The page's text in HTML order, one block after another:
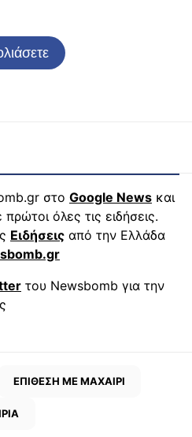
στο Google News και
όλες τις ειδήσεις.
Ειδήσεις από την Ελλάδα
του Newsbomb για την
ΕΠΙΘΕΣΗ ΜΕ ΜΑΧΑΙΡΙ